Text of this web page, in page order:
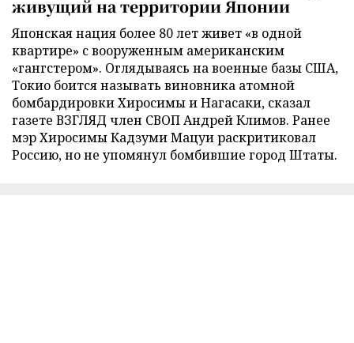
живущий на территории Японии
Японская нация более 80 лет живет «в одной
квартире» с вооруженным американским
«гангстером». Оглядываясь на военные базы США,
Токио боится называть виновника атомной
бомбардировки Хиросимы и Нагасаки, сказал
газете ВЗГЛЯД член СВОП Андрей Климов. Ранее
мэр Хиросимы Кадзуми Мацуи раскритиковал
Россию, но не упомянул бомбившие город Штаты.